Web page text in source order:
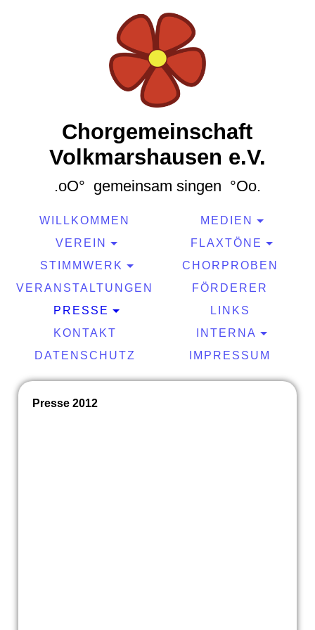
Chorgemeinschaft
Volkmarshausen e.V.
.oO° gemeinsam singen °Oo.
WILLKOMMEN
MEDIEN
VEREIN
FLAXTÖNE
STIMMWERK
CHORPROBEN
VERANSTALTUNGEN
FÖRDERER
PRESSE
LINKS
KONTAKT
INTERNA
DATENSCHUTZ
IMPRESSUM
Presse 2012